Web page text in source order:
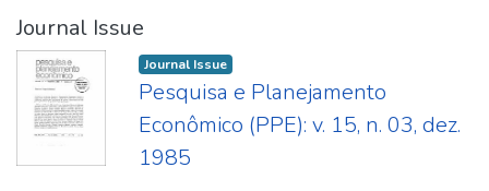
Journal Issue
Journal Issue
Pesquisa e Planejamento
Econômico (PPE): v. 15, n. 03, dez.
1985